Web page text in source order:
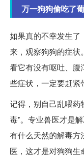
万一狗狗偷吃了
如果真的不幸发生
来，观察狗狗的症
看它有没有呕吐、
些症状，一定要赶紧
记得，别自己乱喂药
毒”。专业兽医才是
有什么天然的解毒方
医，这才是对狗狗生